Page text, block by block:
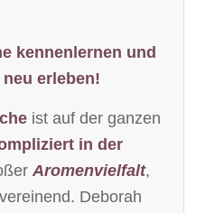
kennenlernen und
erleben!
ist auf der ganzen
in der
Aromenvielfalt,
Deborah